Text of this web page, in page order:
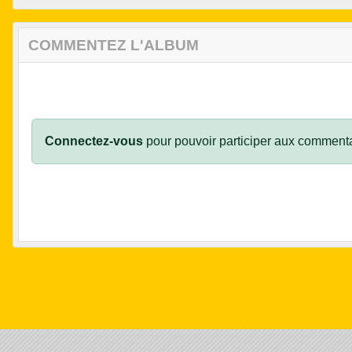
COMMENTEZ L'ALBUM
Connectez-vous pour pouvoir participer aux